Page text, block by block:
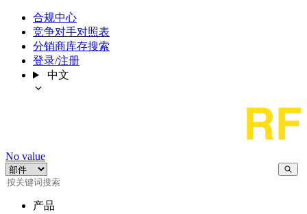
合规中心
竞争对手对照表
分销商库存搜索
登录/注册
中文
No value
产品